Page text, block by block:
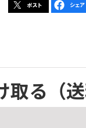
取る （